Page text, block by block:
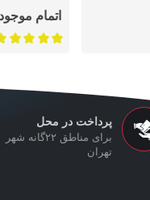
اتمام
پرداخت در محل
برای مناطق ۲۲گانه شهر
تهران